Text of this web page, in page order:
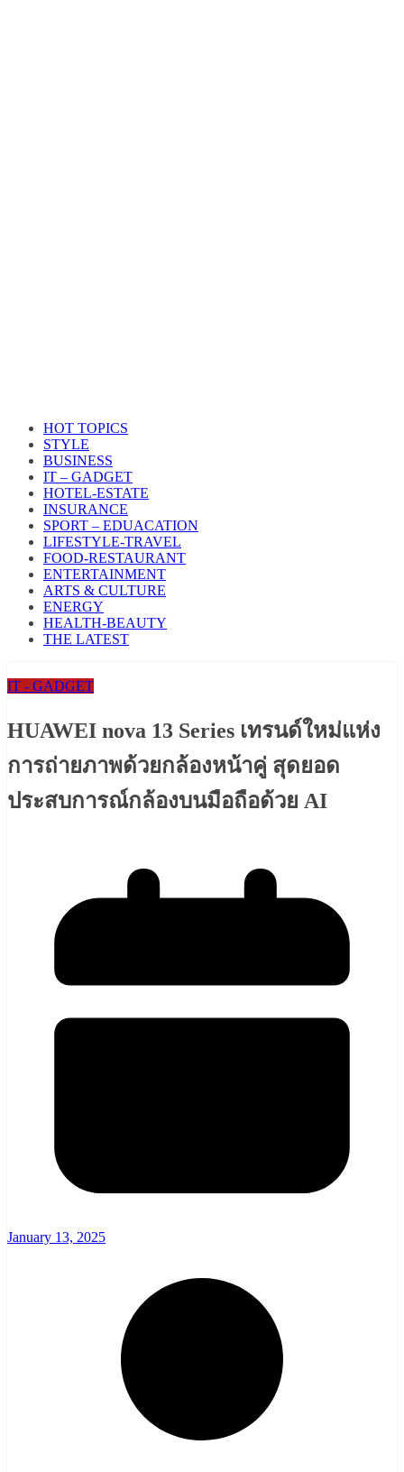
HOT TOPICS
STYLE
BUSINESS
IT – GADGET
HOTEL-ESTATE
INSURANCE
SPORT – EDUACATION
LIFESTYLE​-TRAVEL​
FOOD-RESTAURANT
ENTERTAINMENT
ARTS & CULTURE
ENERGY
HEALTH​-BEAUTY
THE LATEST
IT - GADGET
HUAWEI nova 13 Series เทรนด์ใหม่แห่ง
การถ่ายภาพด้วยกล้องหน้าคู่ สุดยอด
ประสบการณ์กล้องบนมือถือด้วย AI
January 13, 2025